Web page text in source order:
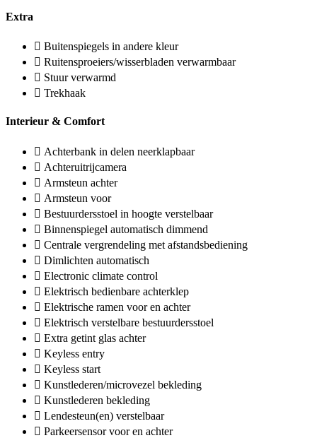
Extra
Buitenspiegels in andere kleur
Ruitensproeiers/wisserbladen verwarmbaar
Stuur verwarmd
Trekhaak
Interieur & Comfort
Achterbank in delen neerklapbaar
Achteruitrijcamera
Armsteun achter
Armsteun voor
Bestuurdersstoel in hoogte verstelbaar
Binnenspiegel automatisch dimmend
Centrale vergrendeling met afstandsbediening
Dimlichten automatisch
Electronic climate control
Elektrisch bedienbare achterklep
Elektrische ramen voor en achter
Elektrisch verstelbare bestuurdersstoel
Extra getint glas achter
Keyless entry
Keyless start
Kunstlederen/microvezel bekleding
Kunstlederen bekleding
Lendesteun(en) verstelbaar
Parkeersensor voor en achter